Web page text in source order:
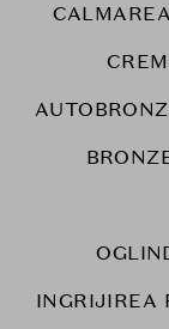
INGRIJIREA